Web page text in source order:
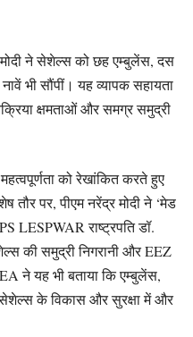
ने सेशेल्स को छह एम्बुलेंस, दस
भी सौंपीं। यह व्यापक सहायता
क्षमताओं और समग्र समुद्री
को रेखांकित करते हुए
पर, पीएम नरेंद्र मोदी ने ‘मेड
LESPWAR राष्ट्रपति डॉ.
की समुद्री निगरानी और EEZ
ने यह भी बताया कि एम्बुलेंस,
के विकास और सुरक्षा में और